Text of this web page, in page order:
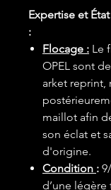
Expertise et
:
Flocage : Le
OPEL sont
arket reprint,
maillot afin
son éclat et
d'origine.
Condition :
d’une légère